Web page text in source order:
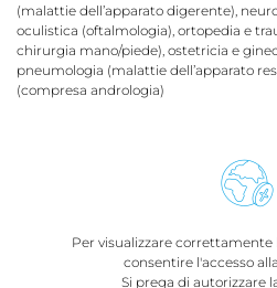
(malattie dell’apparato digerente),
oculistica (oftalmologia), ortopedia e
chirurgia mano/piede), ostetricia e
pneumologia (malattie dell’apparato
(compresa andrologia)
Per visualizzare correttamente
consentire l'accesso
Si prega di autorizzare